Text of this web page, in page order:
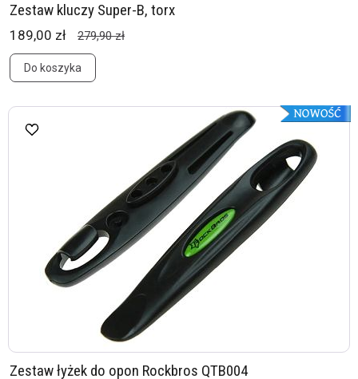
Zestaw kluczy Super-B, torx
189,00 zł 279,90 zł
Do koszyka
Zestaw łyżek do opon Rockbros QTB004